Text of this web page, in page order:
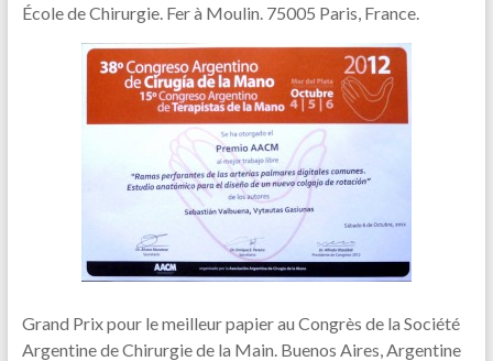
École de Chirurgie. Fer à Moulin. 75005 Paris, France.
Grand Prix pour le meilleur papier au Congrès de la Société
Argentine de Chirurgie de la Main. Buenos Aires, Argentine